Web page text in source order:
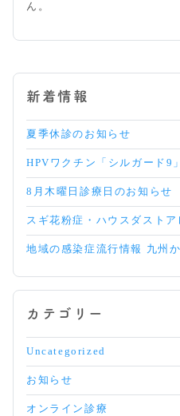
年
で
す。
ん。
新着情報
夏季休診のお知らせ
HPVワクチン「シルガード9」
8月木曜日診療日のお知らせ
スギ花粉症・ハウスダスト
地域の感染症流行情報 九州
カテゴリー
Uncategorized
お知らせ
オンライン診療